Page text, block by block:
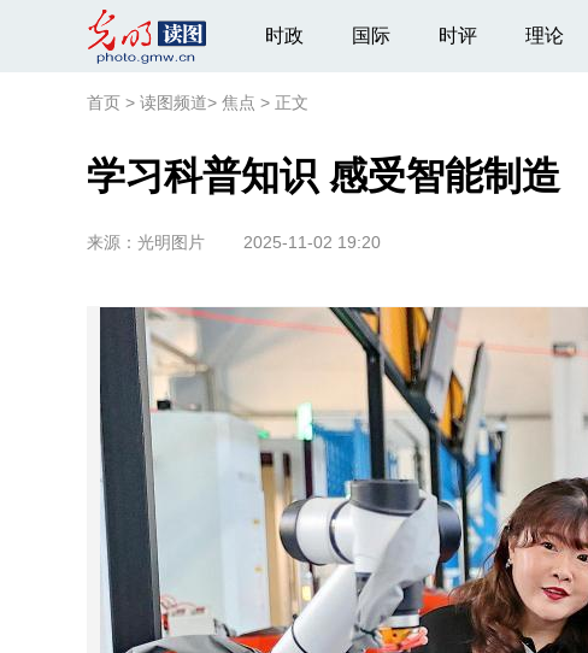
时政 国际 时评 理论
首页 > 读图频道> 焦点 > 正文
学习科普知识 感受智能制造
来源： 光明图片 2025-11-02 19:20